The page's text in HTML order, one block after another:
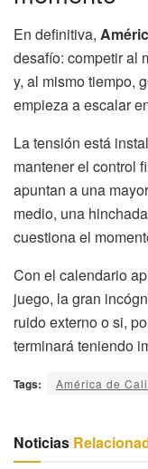
En definitiva,
desafío: competir al
y, al mismo tiempo,
empieza a escalar
La tensión está
mantener el control
apuntan a una
medio, una
cuestiona el
Con el calendario
juego, la gran
ruido externo o si,
terminará teniendo
Tags: América de Cali
Noticias